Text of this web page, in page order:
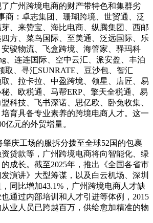
广州跨境电商的财产带特色和集群劣
商：卓志集团、珊瑚跨境、世贸通、泛
、来赞宝、海比电商、纵腾集团、西邮
方、菜鸟国际、至美通、泛远国际、乐
骏物流、飞盒跨境、海管家、驿玛科
、连连国际、空中云汇、派安盈、丰泊
取、寻汇SUNRATE、豆沙包、智汇
、拉卡拉、中盈跨境、领星、店匠、易
、欧税通、马帮ERP、擎天全税通、易
科技、飞书深诺、思亿欧、卧兔收集、
育具备专业素养的跨境电商人才。这一
亿元的外贸增量。
工场的服拆分拨至全球52国的包裹
贷款等，广州跨境电商将向智能化、绿
成长。截至2025年，推出《全国各省市
演讲》大型筹谋，以及白云机场、深圳
同比增加43.1%，广州跨境电商人才缺
通过内部培训和人才引进等体例，2015
业人员已跨越百万，供给愈加精准的物